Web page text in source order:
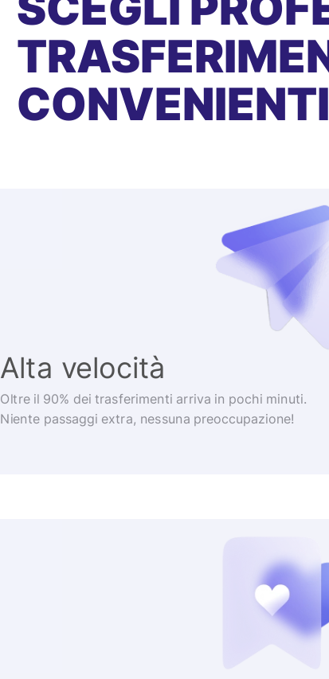
CONVENIENTI
Alta velocità
Oltre il 90% dei trasferimenti arriva in pochi minuti.
Niente passaggi extra, nessuna preoccupazione!